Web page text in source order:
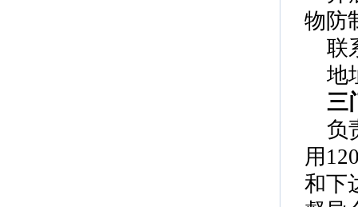
物防
联
地
三
负
用
和下